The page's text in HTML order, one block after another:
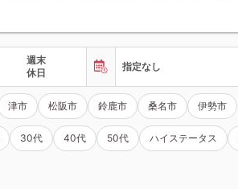
週末
休日
指定なし
津市 松阪市 鈴鹿市 桑名市 伊勢市
30代 40代 50代 ハイステータス